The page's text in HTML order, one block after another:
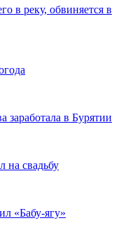
в реку, обвиняется в
заработала в Бурятии
на свадьбу
«Бабу-ягу»